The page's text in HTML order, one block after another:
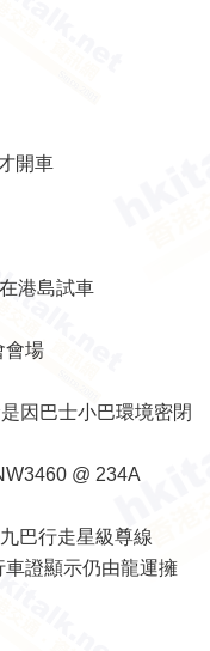
開車
港島試車
會場
因巴士小巴環境密閉
@ 234A
巴行走星級尊線
證顯示仍由龍運擁